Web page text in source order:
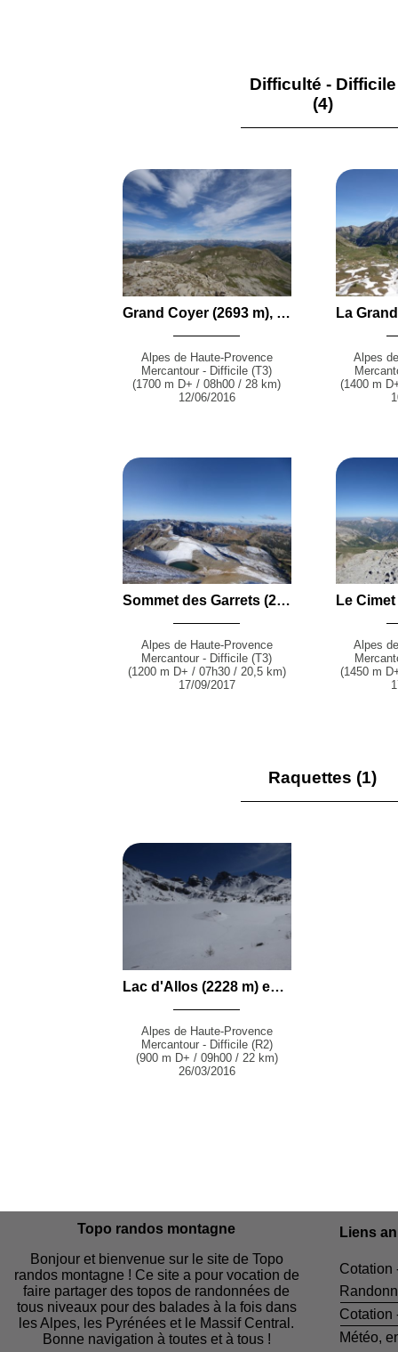
Difficulté - Difficile
(4)
Grand Coyer (2693 m), Sommet du Carton (2614 m) et Petit Coyer (2580 m) en boucle par le Plateau de Pisse-en-l'Air depuis Ondres
Alpes de Haute-Provence
Mercantour - Difficile (T3)
(1700 m D+ / 08h00 / 28 km)
12/06/2016
Alpes
(1400 m
Sommet des Garrets (2822 m) par le Col de la Petite Cayolle et le Pas du Lausson depuis le Parking de la Cluite (Allos)
Alpes de Haute-Provence
Mercantour - Difficile (T3)
(1200 m D+ / 07h30 / 20,5 km)
17/09/2017
Alpes
(1450 m
Raquettes (1)
Lac d'Allos (2228 m) en raquettes par la Route Forestière depuis Allos
Alpes de Haute-Provence
Mercantour - Difficile (R2)
(900 m D+ / 09h00 / 22 km)
26/03/2016
Topo randos montagne
Bonjour et bienvenue sur le site de Topo
randos montagne ! Ce site a pour vocation de
faire partager des topos de randonnées de
tous niveaux pour des balades à la fois dans
les Alpes, les Pyrénées et le Massif Central.
Bonne navigation à toutes et à tous !
Liens
Cotation
Cotation
Météo,